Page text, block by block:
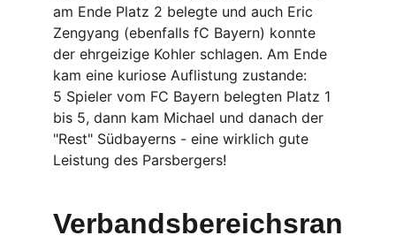
am Ende Platz 2 belegte und auch Eric
Zengyang (ebenfalls fC Bayern) konnte
der ehrgeizige Kohler schlagen. Am Ende
kam eine kuriose Auflistung zustande:
5 Spieler vom FC Bayern belegten Platz 1
bis 5, dann kam Michael und danach der
"Rest" Südbayerns - eine wirklich gute
Leistung des Parsbergers!
Verbandsbereichsran